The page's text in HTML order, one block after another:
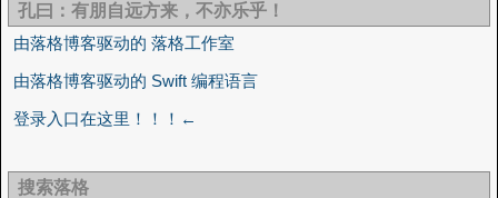
孔曰：有朋自远方来，不亦乐乎！
由落格博客驱动的 落格工作室
由落格博客驱动的 Swift 编程语言
登录入口在这里！！！←
搜索落格